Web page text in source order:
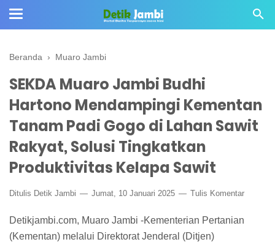
Beranda › Muaro Jambi
SEKDA Muaro Jambi Budhi
Hartono Mendampingi Kementan
Tanam Padi Gogo di Lahan Sawit
Rakyat, Solusi Tingkatkan
Produktivitas Kelapa Sawit
Ditulis Detik Jambi Jumat, 10 Januari 2025 Tulis Komentar
Detikjambi.com, Muaro Jambi -Kementerian Pertanian
(Kementan) melalui Direktorat Jenderal (Ditjen)